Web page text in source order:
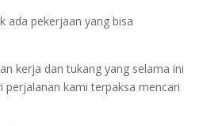
ada pekerjaan yang bisa
kerja dan tukang yang selama ini
perjalanan kami terpaksa mencari